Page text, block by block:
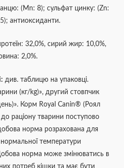
(Mn: 8); сульфат цинку: (Zn:
антиоксиданти.
32,0%, сирий жир: 10,0%,
2,0%.
див. таблицю на упаковці.
(кг/kg)», другий стовпчик
Корм Royal Canin® (Роял
раціону тварини поступово
норма розрахована для
температури
норма може змінюватись в
потреб кішки та має бути